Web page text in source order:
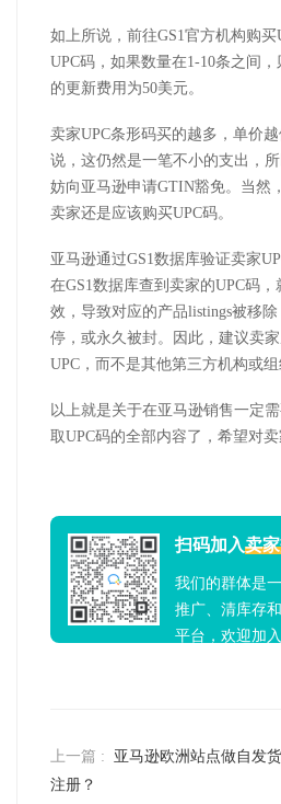
如上所说，前往GS1官方机构购买
UPC码，如果数量在1-10条之间
的更新费用为50美元。
卖家UPC条形码买的越多，单价
说，这仍然是一笔不小的支出，
妨向亚马逊申请GTIN豁免。当然
卖家还是应该购买UPC码。
亚马逊通过GS1数据库验证卖家
在GS1数据库查到卖家的UPC码
效，导致对应的产品listings被移
停，或永久被封。因此，建议卖
UPC，而不是其他第三方机构或组
以上就是关于在亚马逊销售一定
取UPC码的全部内容了，希望对卖
扫码加入卖
我们的群体是
推广、清库存
平台，欢迎加
上一篇 :
亚马逊欧洲站点做自发
注册？